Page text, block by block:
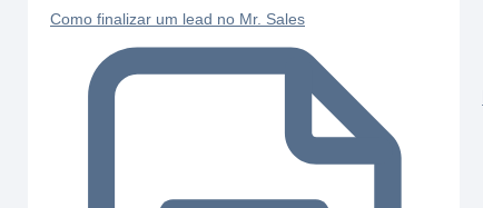
Como finalizar um lead no Mr. Sales